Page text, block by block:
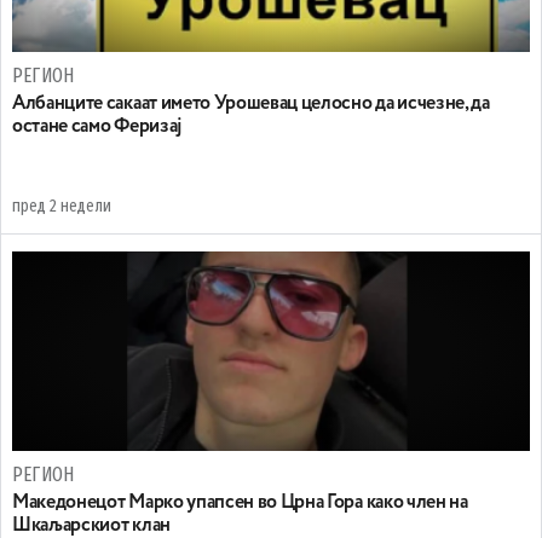
РЕГИОН
Aлбанците сакаат името Урошевац целосно да исчезне, да
остане само Феризај
пред 2 недели
РЕГИОН
Maкедонецот Марко упапсен во Црна Гора како член на
Шкаљарскиот клан